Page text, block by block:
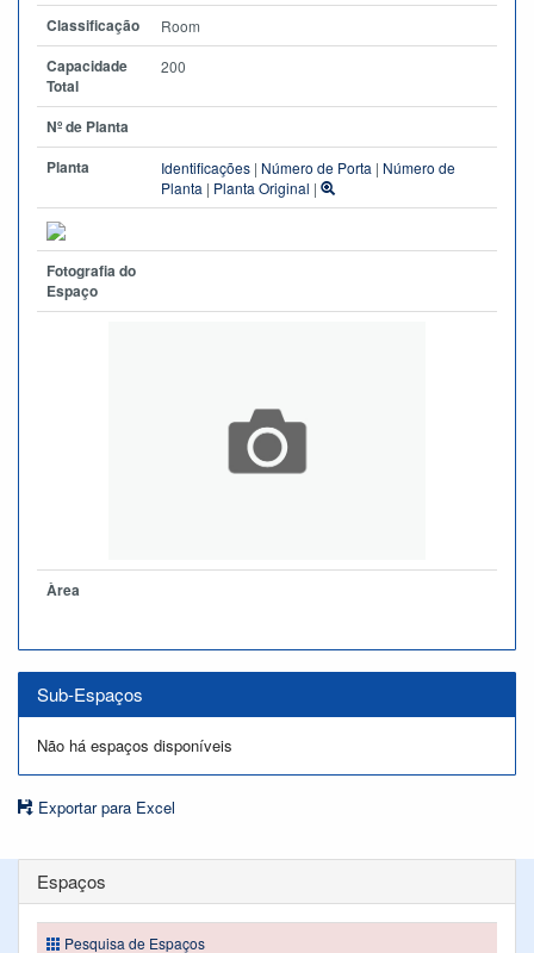
Classificação Room
Capacidade
Total
200
Nº de Planta
Planta
Identificações | Número de Porta | Número de
Planta | Planta Original |
Fotografia do
Espaço
Àrea
Sub-Espaços
Não há espaços disponíveis
Exportar para Excel
Espaços
Pesquisa de Espaços